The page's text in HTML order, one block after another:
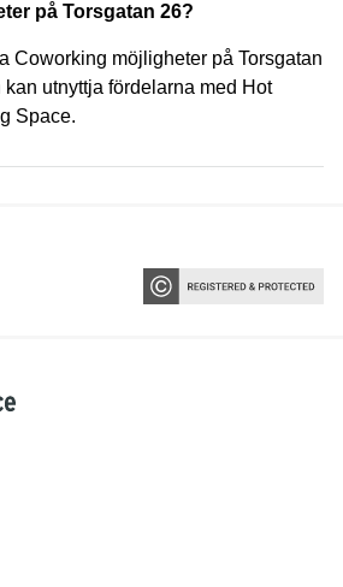
på Torsgatan 26?
Coworking möjligheter på Torsgatan
kan utnyttja fördelarna med Hot
Space.